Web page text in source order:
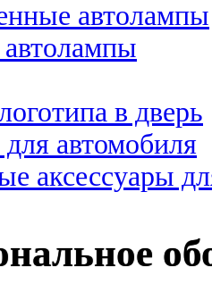
автолампы
в дверь
автомобиля
аксессуары